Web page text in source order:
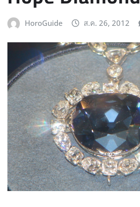
HoroGuide ส.ค. 26, 2012